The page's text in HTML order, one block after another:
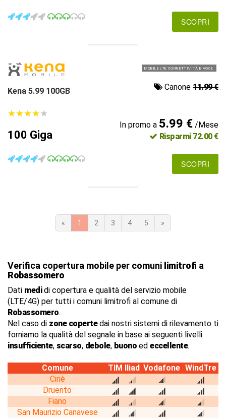
SCOPRI
MOBILE LTE CONNETTIVITÀ E VOCE
Kena 5.99 100GB Canone11.99 €
★★★★★
★★★★★
100 Giga
In promo a 5.99 €/Mese
Risparmi 72.00 €
SCOPRI
« 1 2 3 4 5 »
Verifica copertura mobile per comuni limitrofi a
Robassomero
Dati medidi copertura e qualità del servizio mobile
(LTE/4G) per tutti i comuni limitrofi al comune di
Robassomero.
Nel caso di zone copertedai nostri sistemi di rilevamento ti
forniamo la qualità del segnale in base ai seguenti livelli:
insufficiente, scarso, debole, buono ed eccellente.
Comune TIM Iliad Vodafone WindTre
Ciriè
Druento
Fiano
San Maurizio Canavese